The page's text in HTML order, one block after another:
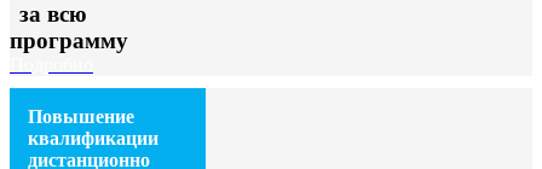
за всю
программу
Повышение
квалификации
дистанционно